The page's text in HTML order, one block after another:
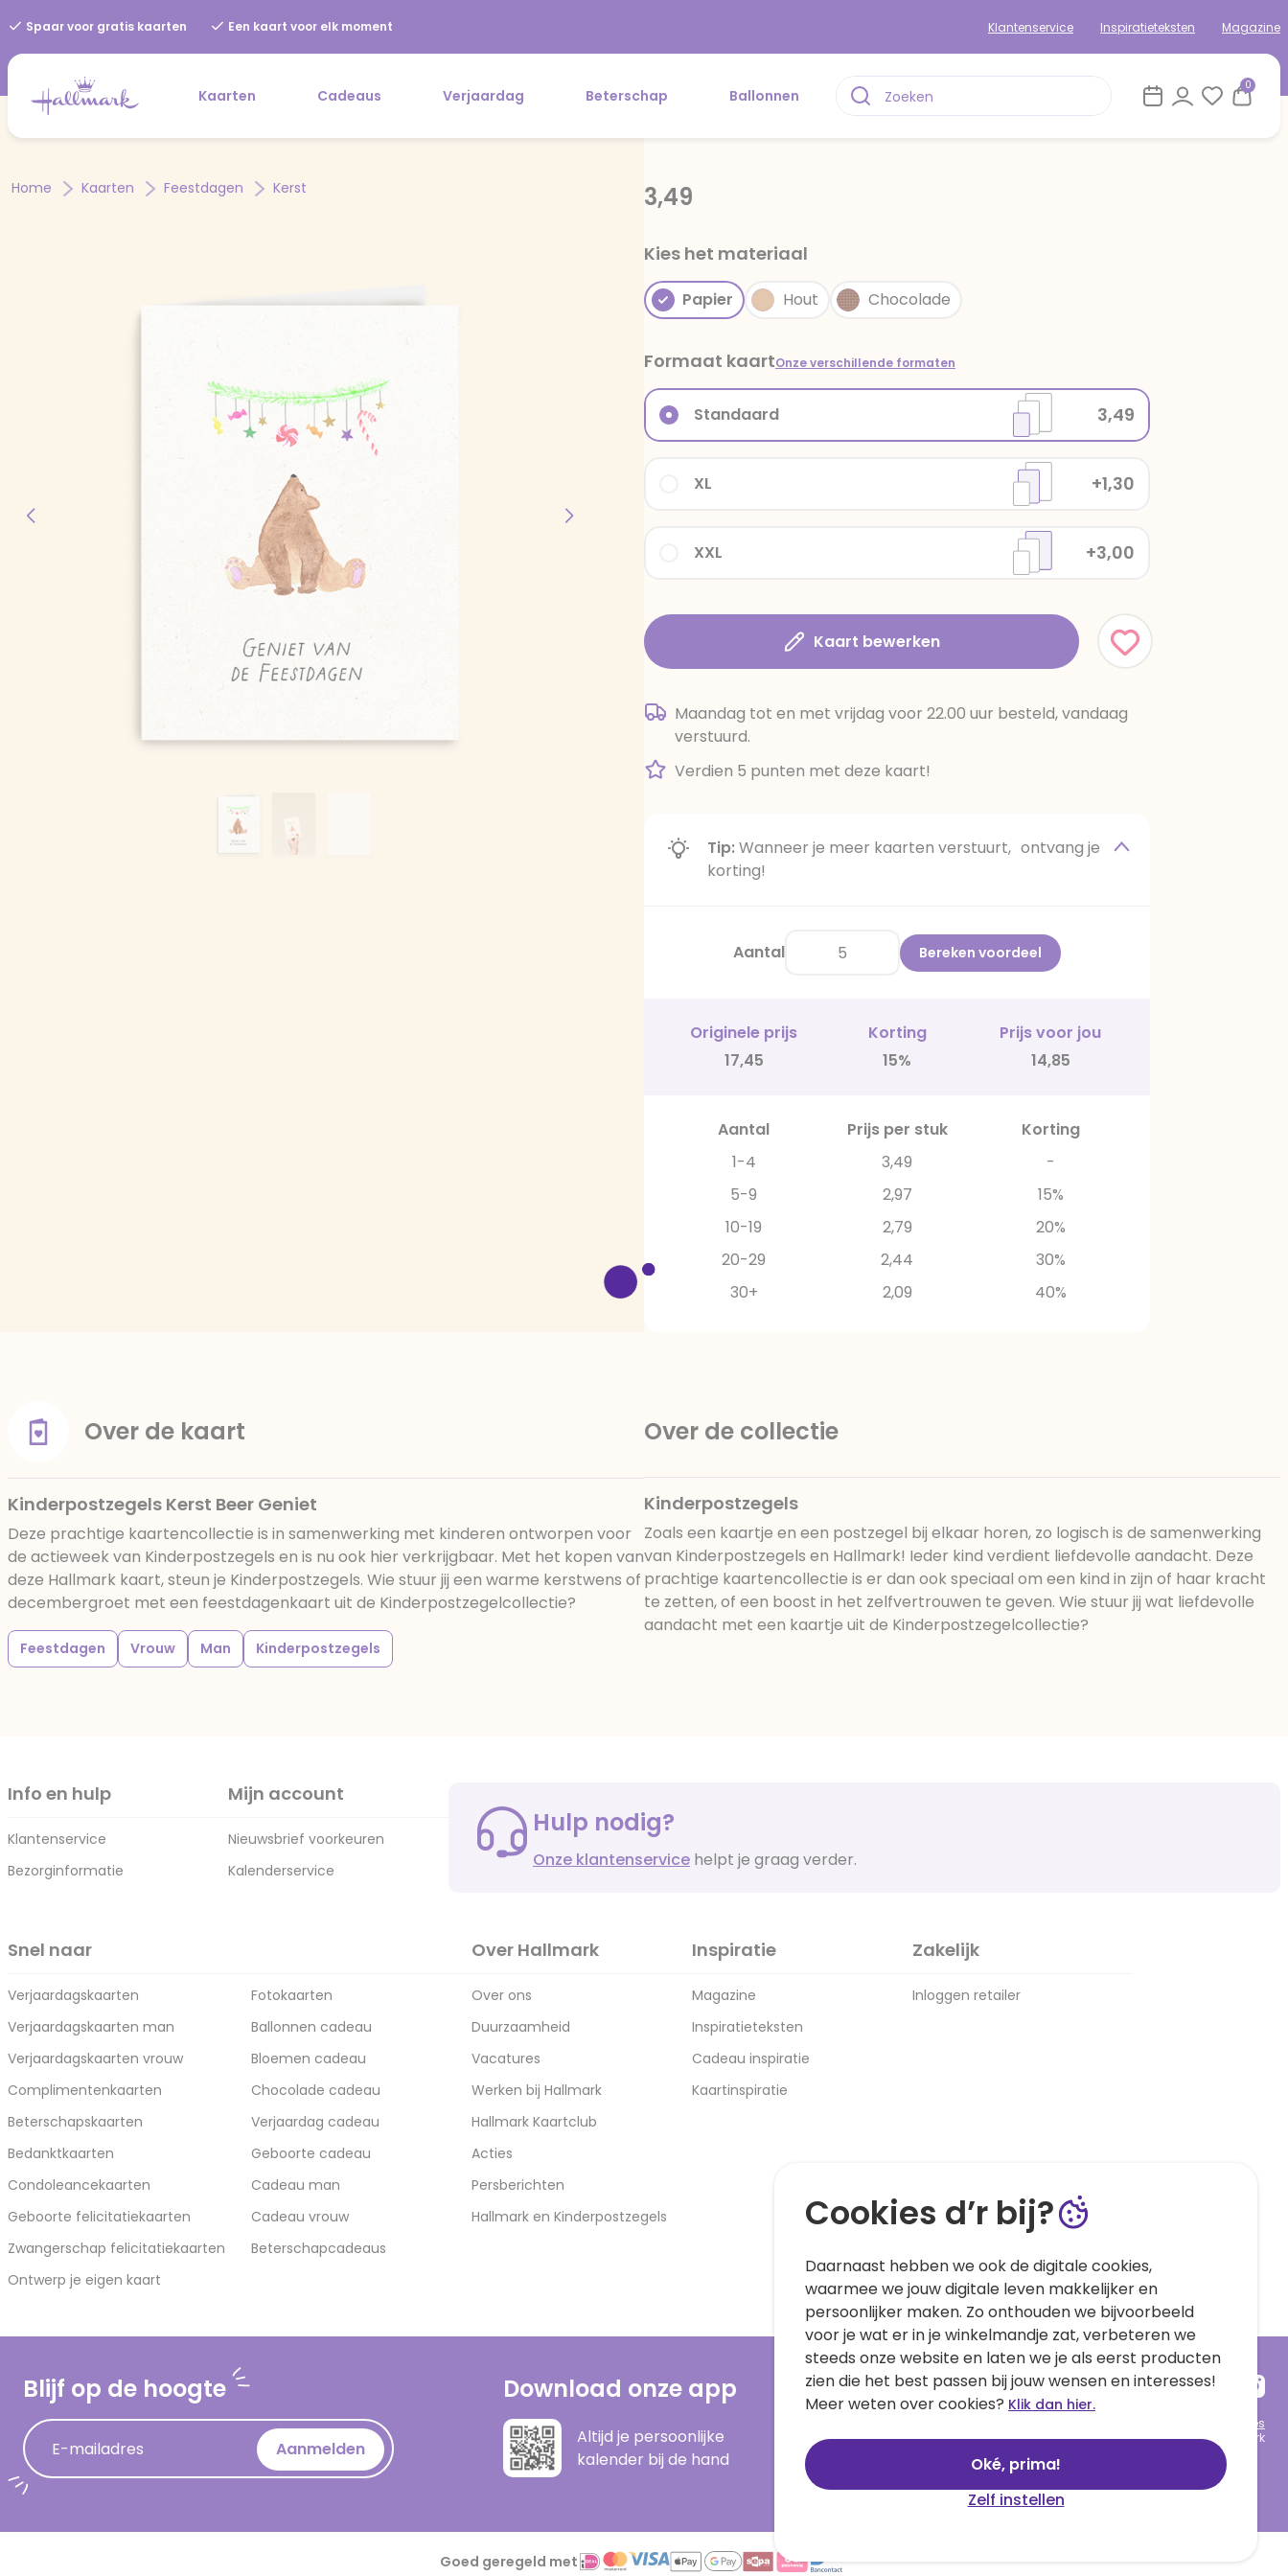
Spaar voor gratis kaarten Een kaart voor elk moment Klantenservice Inspiratieteksten Magazine
Kaarten Cadeaus Verjaardag Beterschap Ballonnen
0
Home Kaarten Feestdagen Kerst 3,49
Kies het materiaal
Papier Hout Chocolade
Formaat kaartOnze verschillende formaten
XXL +3,00
XL +1,30
Standaard 3,49
Kaart bewerken
Maandag tot en met vrijdag voor 22.00 uur besteld, vandaag
verstuurd.
Verdien 5 punten met deze kaart!
Tip:Wanneer je meer kaarten verstuurt, ontvang je
korting!
Aantal Bereken voordeel
Originele prijs Korting
Prijs voor jou
17,45
15% 14,85
Aantal Prijs per stuk
Korting
1-4
3,49
-
5-9
2,97
15%
10-19
2,79
20%
20-29
2,44
30%
30+
2,09 40%
Over de kaart
Kinderpostzegels Kerst Beer Geniet
Deze prachtige kaartencollectie is in samenwerking met kinderen ontworpen voor
de actieweek van Kinderpostzegels en is nu ook hier verkrijgbaar. Met het kopen van
deze Hallmark kaart, steun je Kinderpostzegels. Wie stuur jij een warme kerstwens of
decembergroet met een feestdagenkaart uit de Kinderpostzegelcollectie?
Feestdagen Vrouw Man Kinderpostzegels
Over de collectie
Kinderpostzegels
Zoals een kaartje en een postzegel bij elkaar horen, zo logisch is de samenwerking
van Kinderpostzegels en Hallmark! Ieder kind verdient liefdevolle aandacht. Deze
prachtige kaartencollectie is er dan ook speciaal om een kind in zijn of haar kracht
te zetten, of een boost in het zelfvertrouwen te geven. Wie stuur jij wat liefdevolle
aandacht met een kaartje uit de Kinderpostzegelcollectie?
Info en hulp
Klantenservice
Bezorginformatie
Mijn account
Nieuwsbrief voorkeuren
Kalenderservice
Hulp nodig?
Onze klantenservice helpt je graag verder.
Snel naar
Verjaardagskaarten
Verjaardagskaarten man
Verjaardagskaarten vrouw
Complimentenkaarten
Beterschapskaarten
Bedanktkaarten
Condoleancekaarten
Geboorte felicitatiekaarten
Zwangerschap felicitatiekaarten
Ontwerp je eigen kaart
Fotokaarten
Ballonnen cadeau
Bloemen cadeau
Chocolade cadeau
Verjaardag cadeau
Geboorte cadeau
Cadeau man
Cadeau vrouw
Beterschapcadeaus
Over Hallmark
Over ons
Duurzaamheid
Vacatures
Werken bij Hallmark
Hallmark Kaartclub
Acties
Persberichten
Hallmark en Kinderpostzegels
Inspiratie
Magazine
Inspiratieteksten
Cadeau inspiratie
Kaartinspiratie
Zakelijk
Inloggen retailer
Blijf op de hoogte
E-mailadres Aanmelden
Download onze app
Altijd je persoonlijke
kalender bij de hand
Cookies
© 1999 - 2025 Hallmark
Goed geregeld met
Cookies d’r bij?
Daarnaast hebben we ook de digitale cookies,
waarmee we jouw digitale leven makkelijker en
persoonlijker maken. Zo onthouden we bijvoorbeeld
voor je wat er in je winkelmandje zat, verbeteren we
steeds onze website en laten we je als eerst producten
zien die het best passen bij jouw wensen en interesses!
Meer weten over cookies? Klik dan hier.
Oké, prima!
Zelf instellen